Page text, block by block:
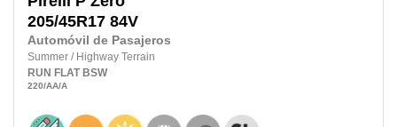
205/45R17 84V
Automóvil de Pasajeros
Summer / Highway Terrain
RUN FLAT BSW
220/AA/A